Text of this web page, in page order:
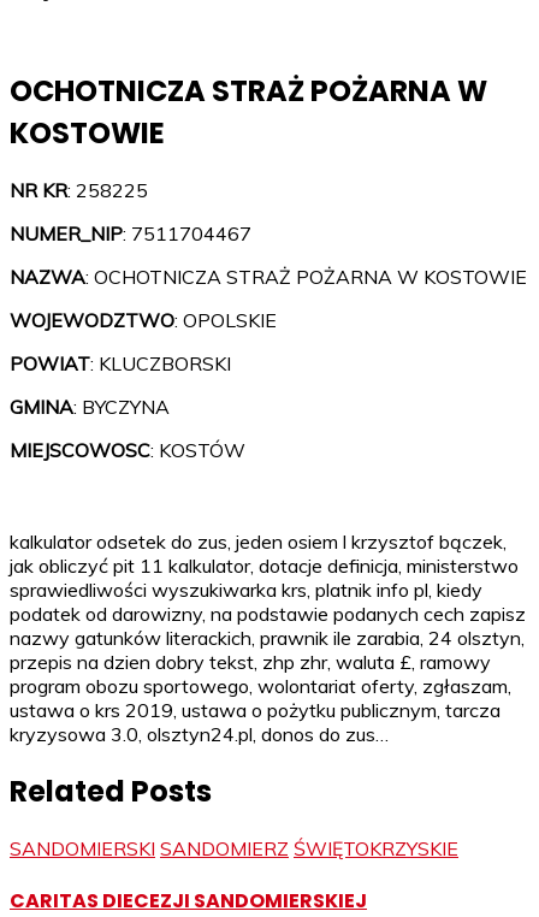
OCHOTNICZA STRAŻ POŻARNA W
KOSTOWIE
NR KR: 258225
NUMER_NIP: 7511704467
NAZWA: OCHOTNICZA STRAŻ POŻARNA W KOSTOWIE
WOJEWODZTWO: OPOLSKIE
POWIAT: KLUCZBORSKI
GMINA: BYCZYNA
MIEJSCOWOSC: KOSTÓW
kalkulator odsetek do zus, jeden osiem l krzysztof bączek,
jak obliczyć pit 11 kalkulator, dotacje definicja, ministerstwo
sprawiedliwości wyszukiwarka krs, platnik info pl, kiedy
podatek od darowizny, na podstawie podanych cech zapisz
nazwy gatunków literackich, prawnik ile zarabia, 24 olsztyn,
przepis na dzien dobry tekst, zhp zhr, waluta £, ramowy
program obozu sportowego, wolontariat oferty, zgłaszam,
ustawa o krs 2019, ustawa o pożytku publicznym, tarcza
kryzysowa 3.0, olsztyn24.pl, donos do zus…
Related Posts
SANDOMIERSKI SANDOMIERZ ŚWIĘTOKRZYSKIE
CARITAS DIECEZJI SANDOMIERSKIEJ